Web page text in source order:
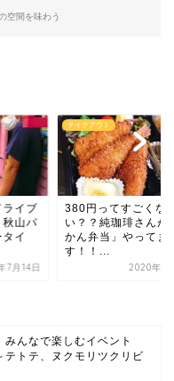
空間を味わう
が「お
4月11日
グルメ
グリーンモールにキ
ラしたお店を発見〜
「やむたん」は美味
い〜...
2019年4
みんなで楽しむイベント
テトテ、ヌクモリツクリビ